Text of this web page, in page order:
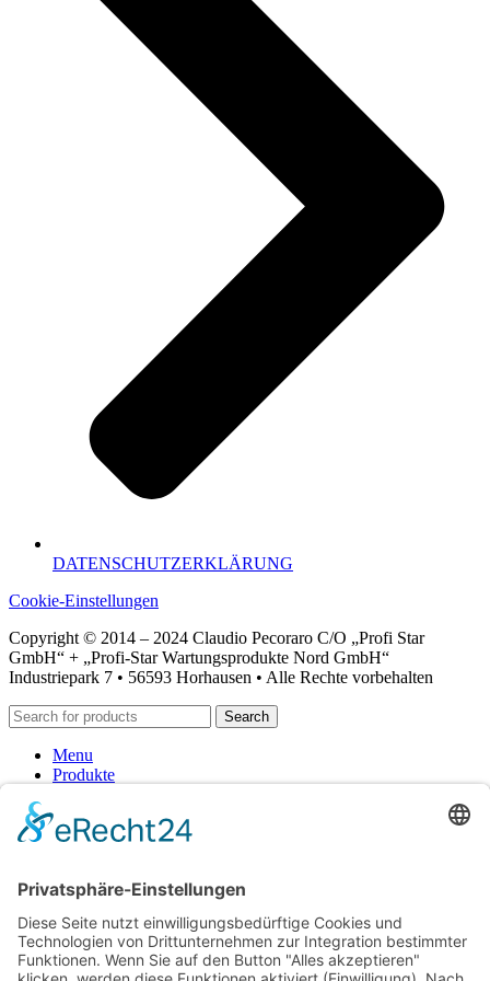
DATENSCHUTZERKLÄRUNG
Cookie-Einstellungen
Copyright © 2014 – 2024 Claudio Pecoraro C/O „Profi Star
GmbH“ + „Profi-Star Wartungsprodukte Nord GmbH“
Industriepark 7 • 56593 Horhausen • Alle Rechte vorbehalten
Search
Menu
Produkte
Schmierung-Lube
Fette-Pasten
Alkoholhaltige Reiniger
ph-neutrale Reiniger
saure Reiniger
Handpflege